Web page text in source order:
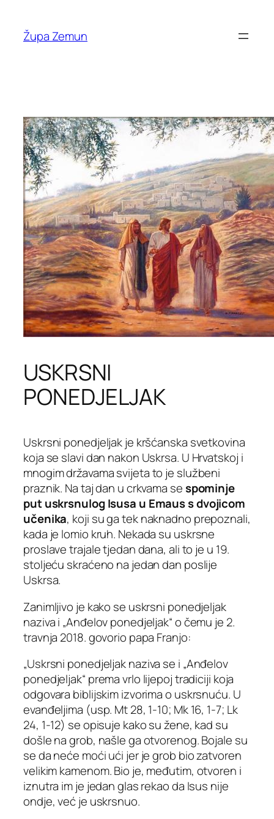
content
Župa Zemun
USKRSNI
PONEDJELJAK
Uskrsni ponedjeljak je kršćanska svetkovina
koja se slavi dan nakon Uskrsa. U Hrvatskoj i
mnogim državama svijeta to je službeni
praznik. Na taj dan u crkvama sespominje
put uskrsnulog Isusa u Emaus s dvojicom
učenika, koji su ga tek naknadno prepoznali,
kada je lomio kruh. Nekada su uskrsne
proslave trajale tjedan dana, ali to je u 19.
stoljeću skraćeno na jedan dan poslije
Uskrsa.
Zanimljivo je kako se uskrsni ponedjeljak
naziva i „Anđelov ponedjeljak“ o čemu je 2.
travnja 2018. govorio papa Franjo:
„Uskrsni ponedjeljak naziva se i „Anđelov
ponedjeljak“ prema vrlo lijepoj tradiciji koja
odgovara biblijskim izvorima o uskrsnuću. U
evanđeljima (usp. Mt 28, 1-10; Mk 16, 1-7; Lk
24, 1-12) se opisuje kako su žene, kad su
došle na grob, našle ga otvorenog. Bojale su
se da neće moći ući jer je grob bio zatvoren
velikim kamenom. Bio je, međutim, otvoren i
iznutra im je jedan glas rekao da Isus nije
ondje, već je uskrsnuo.